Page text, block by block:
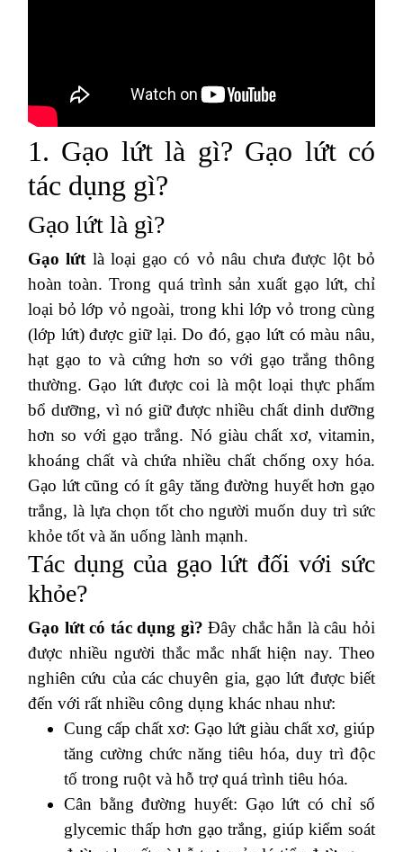
1. Gạo lứt là gì? Gạo lứt có
tác dụng gì?
Gạo lứt là gì?
Gạo lứt là loại gạo có vỏ nâu chưa được lột bỏ
hoàn toàn. Trong quá trình sản xuất gạo lứt, chỉ
loại bỏ lớp vỏ ngoài, trong khi lớp vỏ trong cùng
(lớp lứt) được giữ lại. Do đó, gạo lứt có màu nâu,
hạt gạo to và cứng hơn so với gạo trắng thông
thường. Gạo lứt được coi là một loại thực phẩm
bổ dưỡng, vì nó giữ được nhiều chất dinh dưỡng
hơn so với gạo trắng. Nó giàu chất xơ, vitamin,
khoáng chất và chứa nhiều chất chống oxy hóa.
Gạo lứt cũng có ít gây tăng đường huyết hơn gạo
trắng, là lựa chọn tốt cho người muốn duy trì sức
khỏe tốt và ăn uống lành mạnh.
Tác dụng của gạo lứt đối với sức
khỏe?
Gạo lứt có tác dụng gì? Đây chắc hẳn là câu hỏi
được nhiều người thắc mắc nhất hiện nay. Theo
nghiên cứu của các chuyên gia, gạo lứt được biết
đến với rất nhiều công dụng khác nhau như:
Cung cấp chất xơ: Gạo lứt giàu chất xơ, giúp
tăng cường chức năng tiêu hóa, duy trì độc
tố trong ruột và hỗ trợ quá trình tiêu hóa.
Cân bằng đường huyết: Gạo lứt có chỉ số
glycemic thấp hơn gạo trắng, giúp kiểm soát